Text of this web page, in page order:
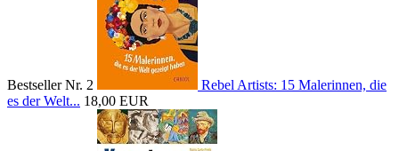
Bestseller Nr. 2
Rebel Artists: 15 Malerinnen, die
es der Welt... 18,00 EUR